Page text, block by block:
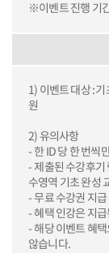
※이벤트 진행 기
1) 이벤트 대상 :
원
2) 유의사항
- 한 ID 당 한 번씩
- 제출된 수강후기
수영역 기초 완성
- 무료 수강권 지
- 혜택 인강은 지
- 해당 이벤트 혜
않습니다.